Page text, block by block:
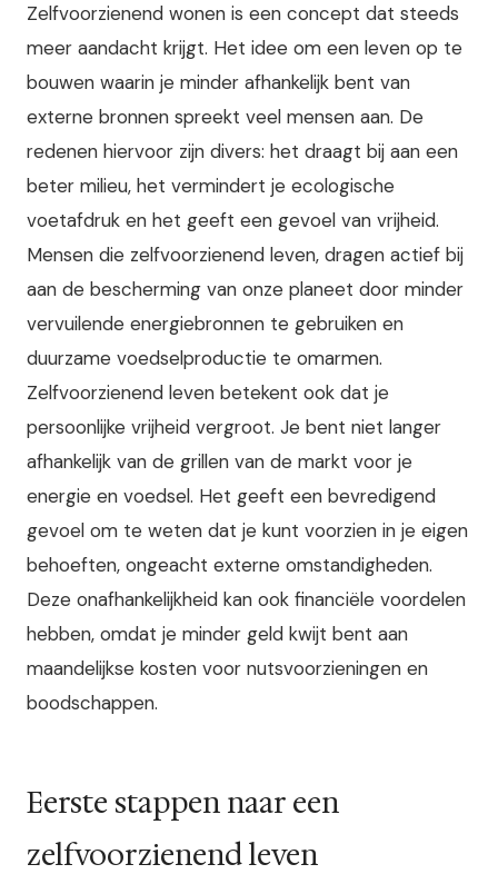
Zelfvoorzienend wonen is een concept dat steeds
meer aandacht krijgt. Het idee om een leven op te
bouwen waarin je minder afhankelijk bent van
externe bronnen spreekt veel mensen aan. De
redenen hiervoor zijn divers: het draagt bij aan een
beter milieu, het vermindert je ecologische
voetafdruk en het geeft een gevoel van vrijheid.
Mensen die zelfvoorzienend leven, dragen actief bij
aan de bescherming van onze planeet door minder
vervuilende energiebronnen te gebruiken en
duurzame voedselproductie te omarmen.
Zelfvoorzienend leven betekent ook dat je
persoonlijke vrijheid vergroot. Je bent niet langer
afhankelijk van de grillen van de markt voor je
energie en voedsel. Het geeft een bevredigend
gevoel om te weten dat je kunt voorzien in je eigen
behoeften, ongeacht externe omstandigheden.
Deze onafhankelijkheid kan ook financiële voordelen
hebben, omdat je minder geld kwijt bent aan
maandelijkse kosten voor nutsvoorzieningen en
boodschappen.
Eerste stappen naar een
zelfvoorzienend leven